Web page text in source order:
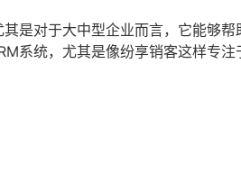
是对于大中型企业而言，它能够
系统，尤其是像纷享销客这样专